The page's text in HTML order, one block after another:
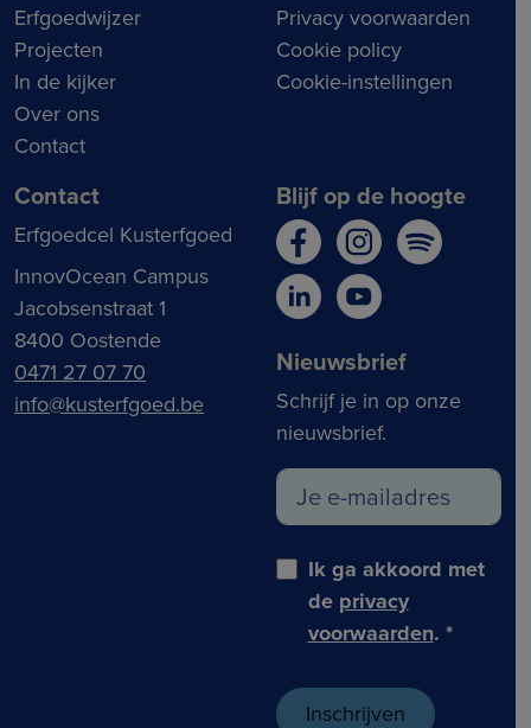
Erfgoedwijzer
Projecten
In de kijker
Over ons
Contact
Privacy voorwaarden
Cookie policy
Cookie-instellingen
Contact
Erfgoedcel Kusterfgoed
InnovOcean Campus
Jacobsenstraat 1
8400 Oostende
0471 27 07 70
info@kusterfgoed.be
Blijf op de hoogte
Nieuwsbrief
Schrijf je in op onze
nieuwsbrief.
Ik ga akkoord met
de privacy
voorwaarden. *